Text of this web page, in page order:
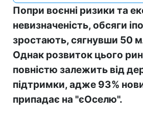
Попри воєнні ризики та
невизначеність, обсяги
зростають, сягнувши 50
Однак розвиток цього
повністю залежить від
підтримки, адже 93%
припадає на "єОселю".